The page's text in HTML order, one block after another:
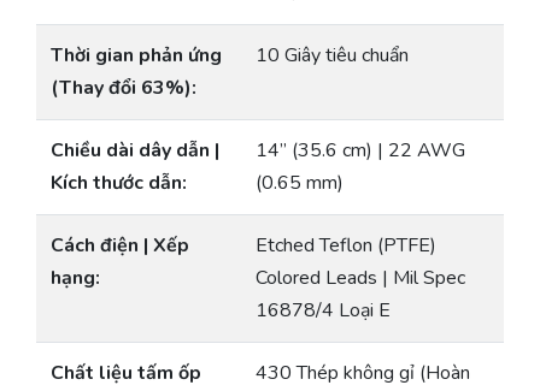
Thời gian phản ứng
(Thay đổi 63%):
10 Giây tiêu chuẩn
Chiều dài dây dẫn |
Kích thước dẫn:
14” (35.6 cm) | 22 AWG
(0.65 mm)
Cách điện | Xếp
hạng:
Etched Teflon (PTFE)
Colored Leads | Mil Spec
16878/4 Loại E
Chất liệu tấm ốp
430 Thép không gỉ (Hoàn